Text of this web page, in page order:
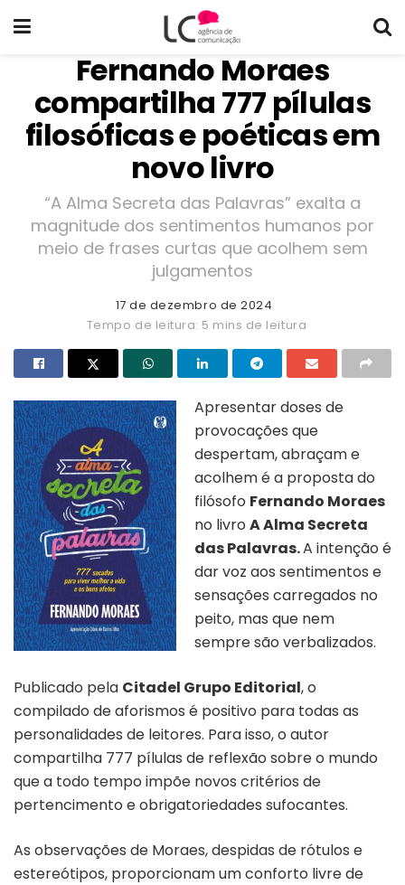
Fernando Moraes
compartilha 777 pílulas
filosóficas e poéticas em
novo livro
“A Alma Secreta das Palavras” exalta a
magnitude dos sentimentos humanos por
meio de frases curtas que acolhem sem
julgamentos
17 de dezembro de 2024
Tempo de leitura: 5 mins de leitura
Apresentar doses de
provocações que
despertam, abraçam e
acolhem é a proposta do
filósofo Fernando Moraes
no livro A Alma Secreta
das Palavras.A intenção é
dar voz aos sentimentos e
sensações carregados no
peito, mas que nem
sempre são verbalizados.
Publicado pela Citadel Grupo Editorial, o
compilado de aforismos é positivo para todas as
personalidades de leitores. Para isso, o autor
compartilha 777 pílulas de reflexão sobre o mundo
que a todo tempo impõe novos critérios de
pertencimento e obrigatoriedades sufocantes.
As observações de Moraes, despidas de rótulos e
estereótipos, proporcionam um conforto livre de